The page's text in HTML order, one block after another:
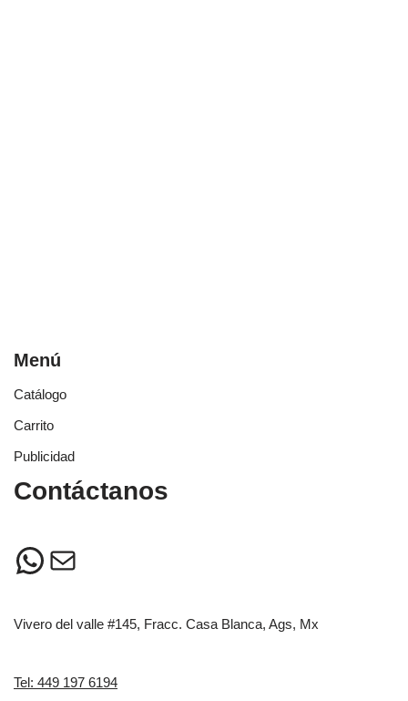
Menú
Catálogo
Carrito
Publicidad
Contáctanos
Vivero del valle #145, Fracc. Casa Blanca, Ags, Mx
Tel: 449 197 6194